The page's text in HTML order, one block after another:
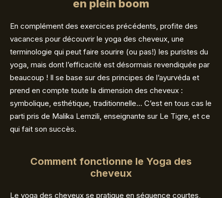
en plein boom
En complément des exercices précédents, profite des
vacances pour découvrir le yoga des cheveux, une
terminologie qui peut faire sourire (ou pas!) les puristes du
yoga, mais dont l’efficacité est désormais revendiquée par
beaucoup ! Il se base sur des principes de l’ayurvéda et
prend en compte toute la dimension des cheveux :
symbolique, esthétique, traditionnelle… C’est en tous cas le
parti pris de Malika Lemzili, enseignante sur Le Tigre, et ce
qui fait son succès.
Comment fonctionne le Yoga des
cheveux
Le yoga des cheveux se pratique en séquence courtes,